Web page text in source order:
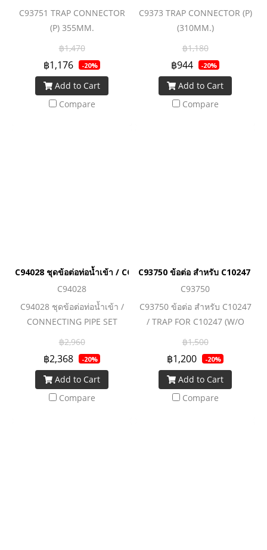
C93751 TRAP CONNECTOR
(P) 355MM.
฿1,470
฿1,176 -20%
Add to Cart
Compare
C9373 TRAP CONNECTOR (P)
(310MM.)
฿1,180
฿944 -20%
Add to Cart
Compare
C94028 ชุดข้อต่อท่อน้ำเข้า / CONNECTING PIPE SET
C94028
C94028 ชุดข้อต่อท่อน้ำเข้า /
CONNECTING PIPE SET
฿2,960
฿2,368 -20%
Add to Cart
Compare
C93750 ข้อต่อ สำหรับ C10247 /
C93750
C93750 ข้อต่อ สำหรับ C10247
/ TRAP FOR C10247 (W/O
SIDE SCREW)
฿1,500
฿1,200 -20%
Add to Cart
Compare